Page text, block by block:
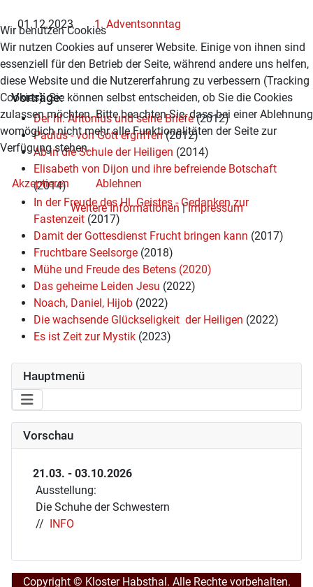
Hauptmenü
Vorschau
21.03. - 03.10.2026
Ausstellung:
Die Schuhe der Schwestern
//
INFO
01.12.2023 1. Adventsonntag
Vorträge:
Der hl.Antonius und seine Briefe(2012)
Paulus - von Gott ergriffen (2012)
Ab in die Schule der Heiligen (2014)
Elisabeth von Dijon und ihre befreiende Botschaft
(2014)
In der Freude des Hl. Geistes - Gedanken zur
Fastenzeit (2017)
Damit der Gottesdienst Frucht bringen kann (2017)
Fruchtbare Seelsorge (2018)
Mühe und Freude des Betens (2020)
Das geheime Leiden Jesu (2022)
Noach, Daniel, Hijob (2022)
Die wachsende Glückseligkeit der Heiligen (2022)
Es ist Zeit zur Mystik (2023)
Copyright © Kloster Habsthal. Alle Rechte vorbehalten.
Wir benutzen Cookies
Wir nutzen Cookies auf unserer Website. Einige von ihnen sind
essenziell für den Betrieb der Seite, während andere uns helfen,
diese Website und die Nutzererfahrung zu verbessern (Tracking
Cookies). Sie können selbst entscheiden, ob Sie die Cookies
zulassen möchten. Bitte beachten Sie, dass bei einer Ablehnung
womöglich nicht mehr alle Funktionalitäten der Seite zur
Verfügung stehen.
Akzeptieren
Ablehnen
Weitere Informationen |Impressum